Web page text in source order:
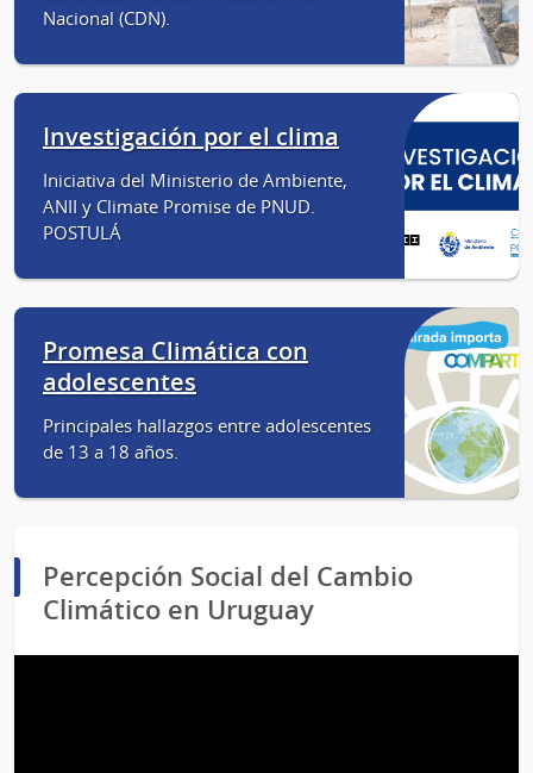
Nacional (CDN).
Investigación por el clima
Iniciativa del Ministerio de Ambiente,
ANII y Climate Promise de PNUD.
POSTULÁ
Promesa Climática con
adolescentes
Principales hallazgos entre adolescentes
de 13 a 18 años.
Percepción Social del Cambio
Climático en Uruguay